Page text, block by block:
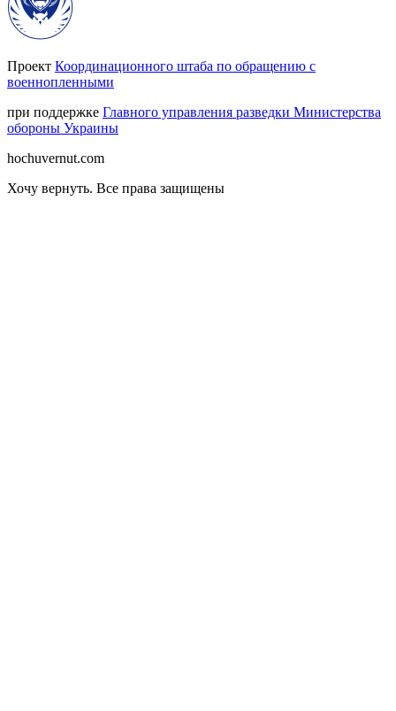
Проект Координационного штаба по обращению с
военнопленными
при поддержке Главного управления разведки Министерства
обороны Украины
hochuvernut.com
Хочу вернуть. Все права защищены